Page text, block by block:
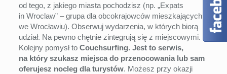
od tego, z jakiego miasta pochodzisz (np. „Expats
in Wroclaw” – grupa dla obcokrajowców mieszkających
we Wrocławiu). Obserwuj wydarzenia, w których biorą
udział. Na pewno chętnie zintegrują się z miejscowymi.
Kolejny pomysł to Couchsurfing. Jest to serwis,
na który szukasz miejsca do przenocowania lub sam
oferujesz nocleg dla turystów. Możesz przy okazji